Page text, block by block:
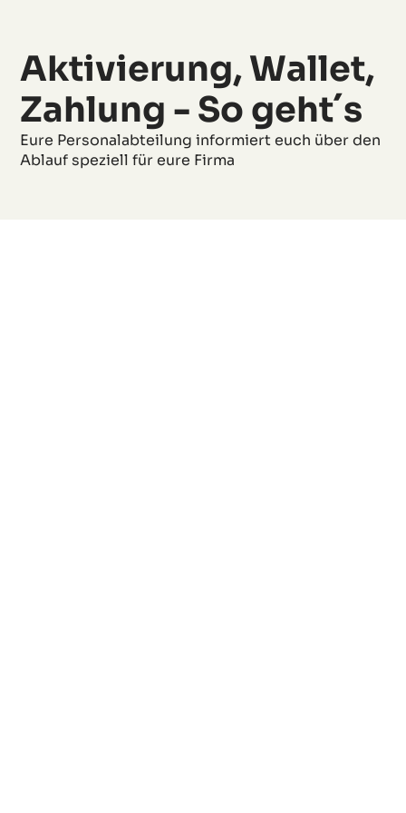
Aktivierung, Wallet,
Zahlung - So geht´s
Eure Personalabteilung informiert euch über den
Ablauf speziell für eure Firma